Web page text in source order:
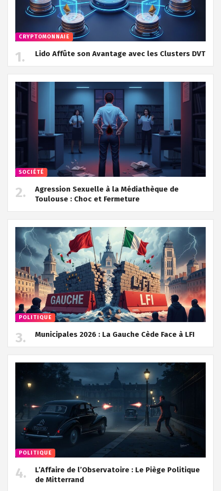
CRYPTOMONNAIE
Lido Affûte son Avantage avec les Clusters DVT
SOCIÉTÉ
Agression Sexuelle à la Médiathèque de
Toulouse : Choc et Fermeture
POLITIQUE
Municipales 2026 : La Gauche Cède Face à LFI
POLITIQUE
L’Affaire de l’Observatoire : Le Piège Politique
de Mitterrand